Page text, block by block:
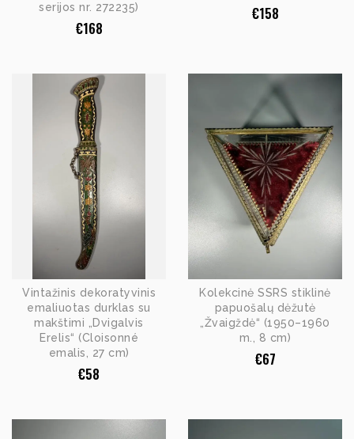
serijos nr. 272235)
€168
€158
Vintažinis dekoratyvinis
emaliuotas durklas su
makštimi „Dvigalvis
Erelis“ (Cloisonné
emalis, 27 cm)
€58
Kolekcinė SSRS stiklinė
papuošalų dėžutė
„Žvaigždė“ (1950–1960
m., 8 cm)
€67